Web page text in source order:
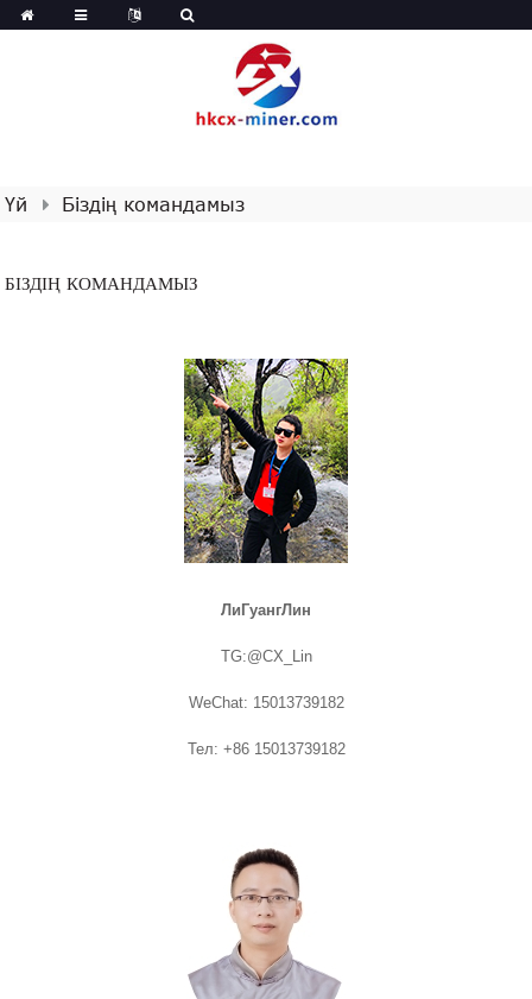
Үй Біздің командамыз
БІЗДІҢ КОМАНДАМЫЗ
ЛиГуангЛин
TG:@CX_Lin
WeChat: 15013739182
Тел: +86 15013739182